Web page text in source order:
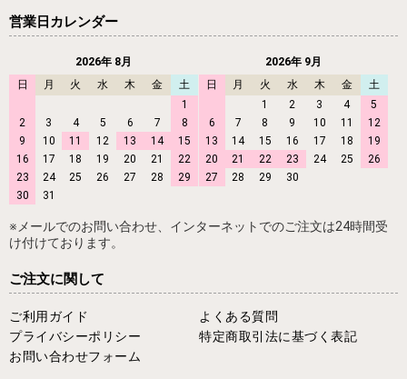
営業日カレンダー
2026年 8月
日
月 火 水 木 金
土
1
2
3 4 5 6 7
8
9
10 11 12 13 14
15
16
17 18 19 20 21
22
23
24 25 26 27 28
29
30
31
2026年 9月
日
月 火 水 木 金
土
1
2 3 4
5
6
7 8 9 10 11
12
13
14 15 16 17 18
19
20
21 22 23 24 25
26
27
28 29 30
※メールでのお問い合わせ、インターネットでのご注文は24時間受
け付けております。
ご注文に関して
ご利用ガイド
よくある質問
プライバシーポリシー
特定商取引法に基づく表記
お問い合わせフォーム